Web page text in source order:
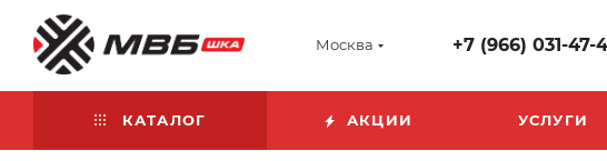
Москва +7 (966) 031-47-
КАТАЛОГ АКЦИИ УСЛУГИ